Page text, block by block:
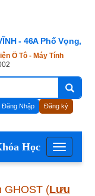
- 46A Phố Vọng,
Ô Tô - Máy Tính
Đăng Nhập Đăng ký
Menu
Học
GHOST (Lưu